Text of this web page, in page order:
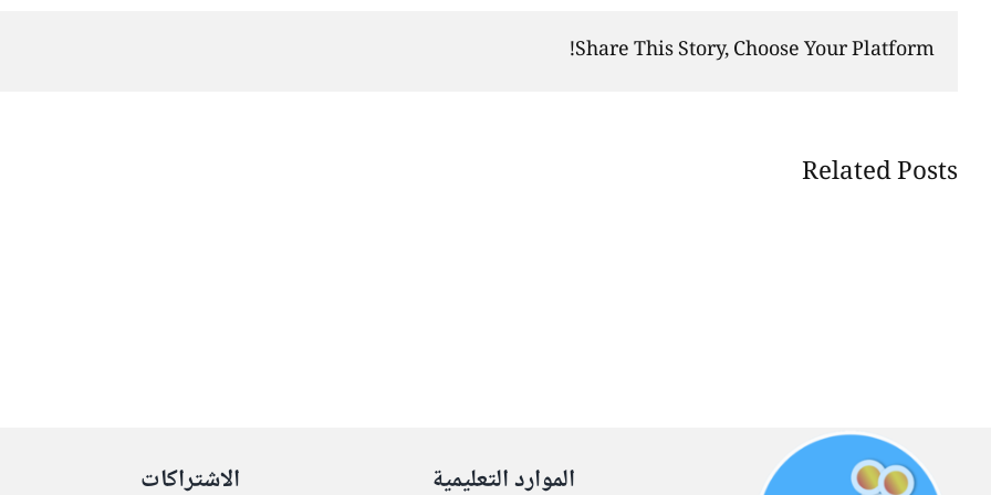
Share This Story, Choose Your Platform!
Related Posts
الموارد التعليمية الاشتراكات